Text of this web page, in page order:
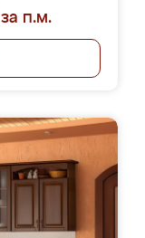
п.м.